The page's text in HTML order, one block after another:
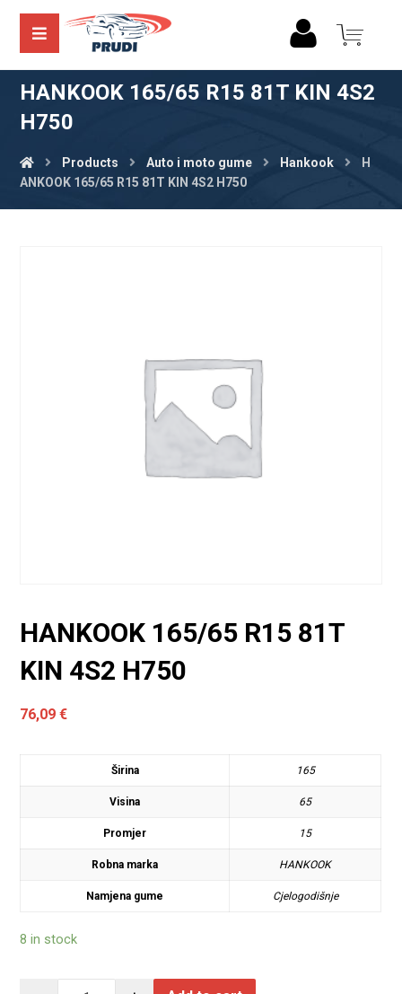
HANKOOK 165/65 R15 81T KIN 4S2
H750
Products Auto i moto gume Hankook
H
ANKOOK 165/65 R15 81T KIN 4S2 H750
HANKOOK 165/65 R15 81T
KIN 4S2 H750
76,09€
Širina 165
Visina 65
Promjer 15
Robna marka HANKOOK
Namjena gume Cjelogodišnje
8 in stock